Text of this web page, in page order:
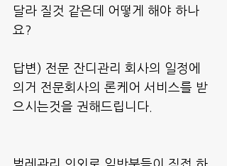
달라 질것 같은데 어떻게 해야 하나
요?
답변) 전문 잔디관리 회사의 일정에
의거 전문회사의 론케어 서비스를 받
으시는것을 권해드립니다.